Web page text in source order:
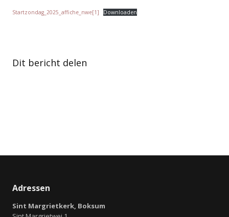
Startzondag_2025_affiche_nwe[1] Downloaden
Dit bericht delen
Adressen
Sint Margrietkerk, Boksum